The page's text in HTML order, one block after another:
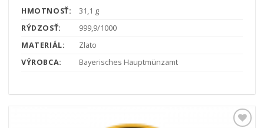
HMOTNOSŤ:
31,1 g
RÝDZOSŤ:
999,9/1000
MATERIÁL:
Zlato
VÝROBCA:
Bayerisches Hauptmünzamt